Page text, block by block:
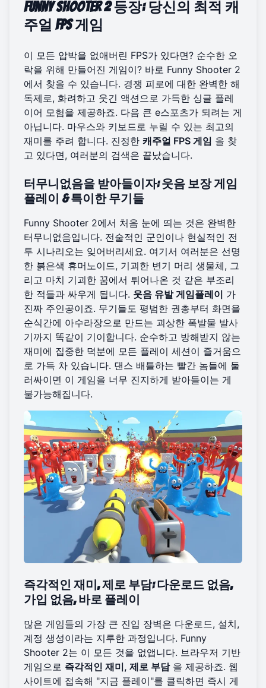
Funny Shooter 2 등장: 당신의 최적 캐
주얼 FPS 게임
이 모든 압박을 없애버린 FPS가 있다면? 순수한 오
락을 위해 만들어진 게임이? 바로 Funny Shooter 2
에서 찾을 수 있습니다. 경쟁 피로에 대한 완벽한 해
독제로, 화려하고 웃긴 액션으로 가득한 싱글 플레
이어 모험을 제공하죠. 다음 큰 e스포츠가 되려는 게
아닙니다. 마우스와 키보드로 누릴 수 있는 최고의
재미를 주려 합니다. 진정한 캐주얼 FPS 게임 을 찾
고 있다면, 여러분의 검색은 끝났습니다.
터무니없음을 받아들이자: 웃음 보장 게임
플레이 & 특이한 무기들
Funny Shooter 2에서 처음 눈에 띄는 것은 완벽한
터무니없음입니다. 전술적인 군인이나 현실적인 전
투 시나리오는 잊어버리세요. 여기서 여러분은 선명
한 붉은색 휴머노이드, 기괴한 변기 머리 생물체, 그
리고 마치 기괴한 꿈에서 튀어나온 것 같은 부조리
한 적들과 싸우게 됩니다. 웃음 유발 게임플레이 가
진짜 주인공이죠. 무기들도 평범한 권총부터 화면을
순식간에 아수라장으로 만드는 괴상한 폭발물 발사
기까지 똑같이 기이합니다. 순수하고 방해받지 않는
재미에 집중한 덕분에 모든 플레이 세션이 즐거움으
로 가득 차 있습니다. 댄스 배틀하는 빨간 놈들에 둘
러싸이면 이 게임을 너무 진지하게 받아들이는 게
불가능해집니다.
즉각적인 재미, 제로 부담: 다운로드 없음,
가입 없음, 바로 플레이
많은 게임들의 가장 큰 진입 장벽은 다운로드, 설치,
계정 생성이라는 지루한 과정입니다. Funny
Shooter 2는 이 모든 것을 없앱니다. 브라우저 기반
게임으로 즉각적인 재미, 제로 부담을 제공하죠. 웹
사이트에 접속해 "지금 플레이"를 클릭하면 즉시 게